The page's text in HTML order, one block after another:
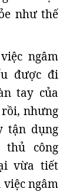
như thế
ngâm
được đi
tay của
nhưng
tận dụng
thủ công
vừa tiết
ngâm